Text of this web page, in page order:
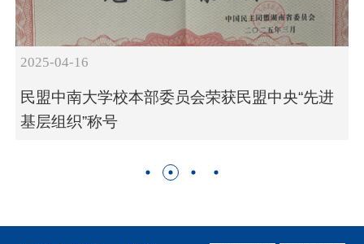
2025-04-16
民盟中南大学校本部委员会荣获民盟中央“先进
基层组织”称号